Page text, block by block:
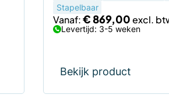
Stapelbaar
Vanaf:€869,00
Levertijd: 3-5 weken
Bekijk product